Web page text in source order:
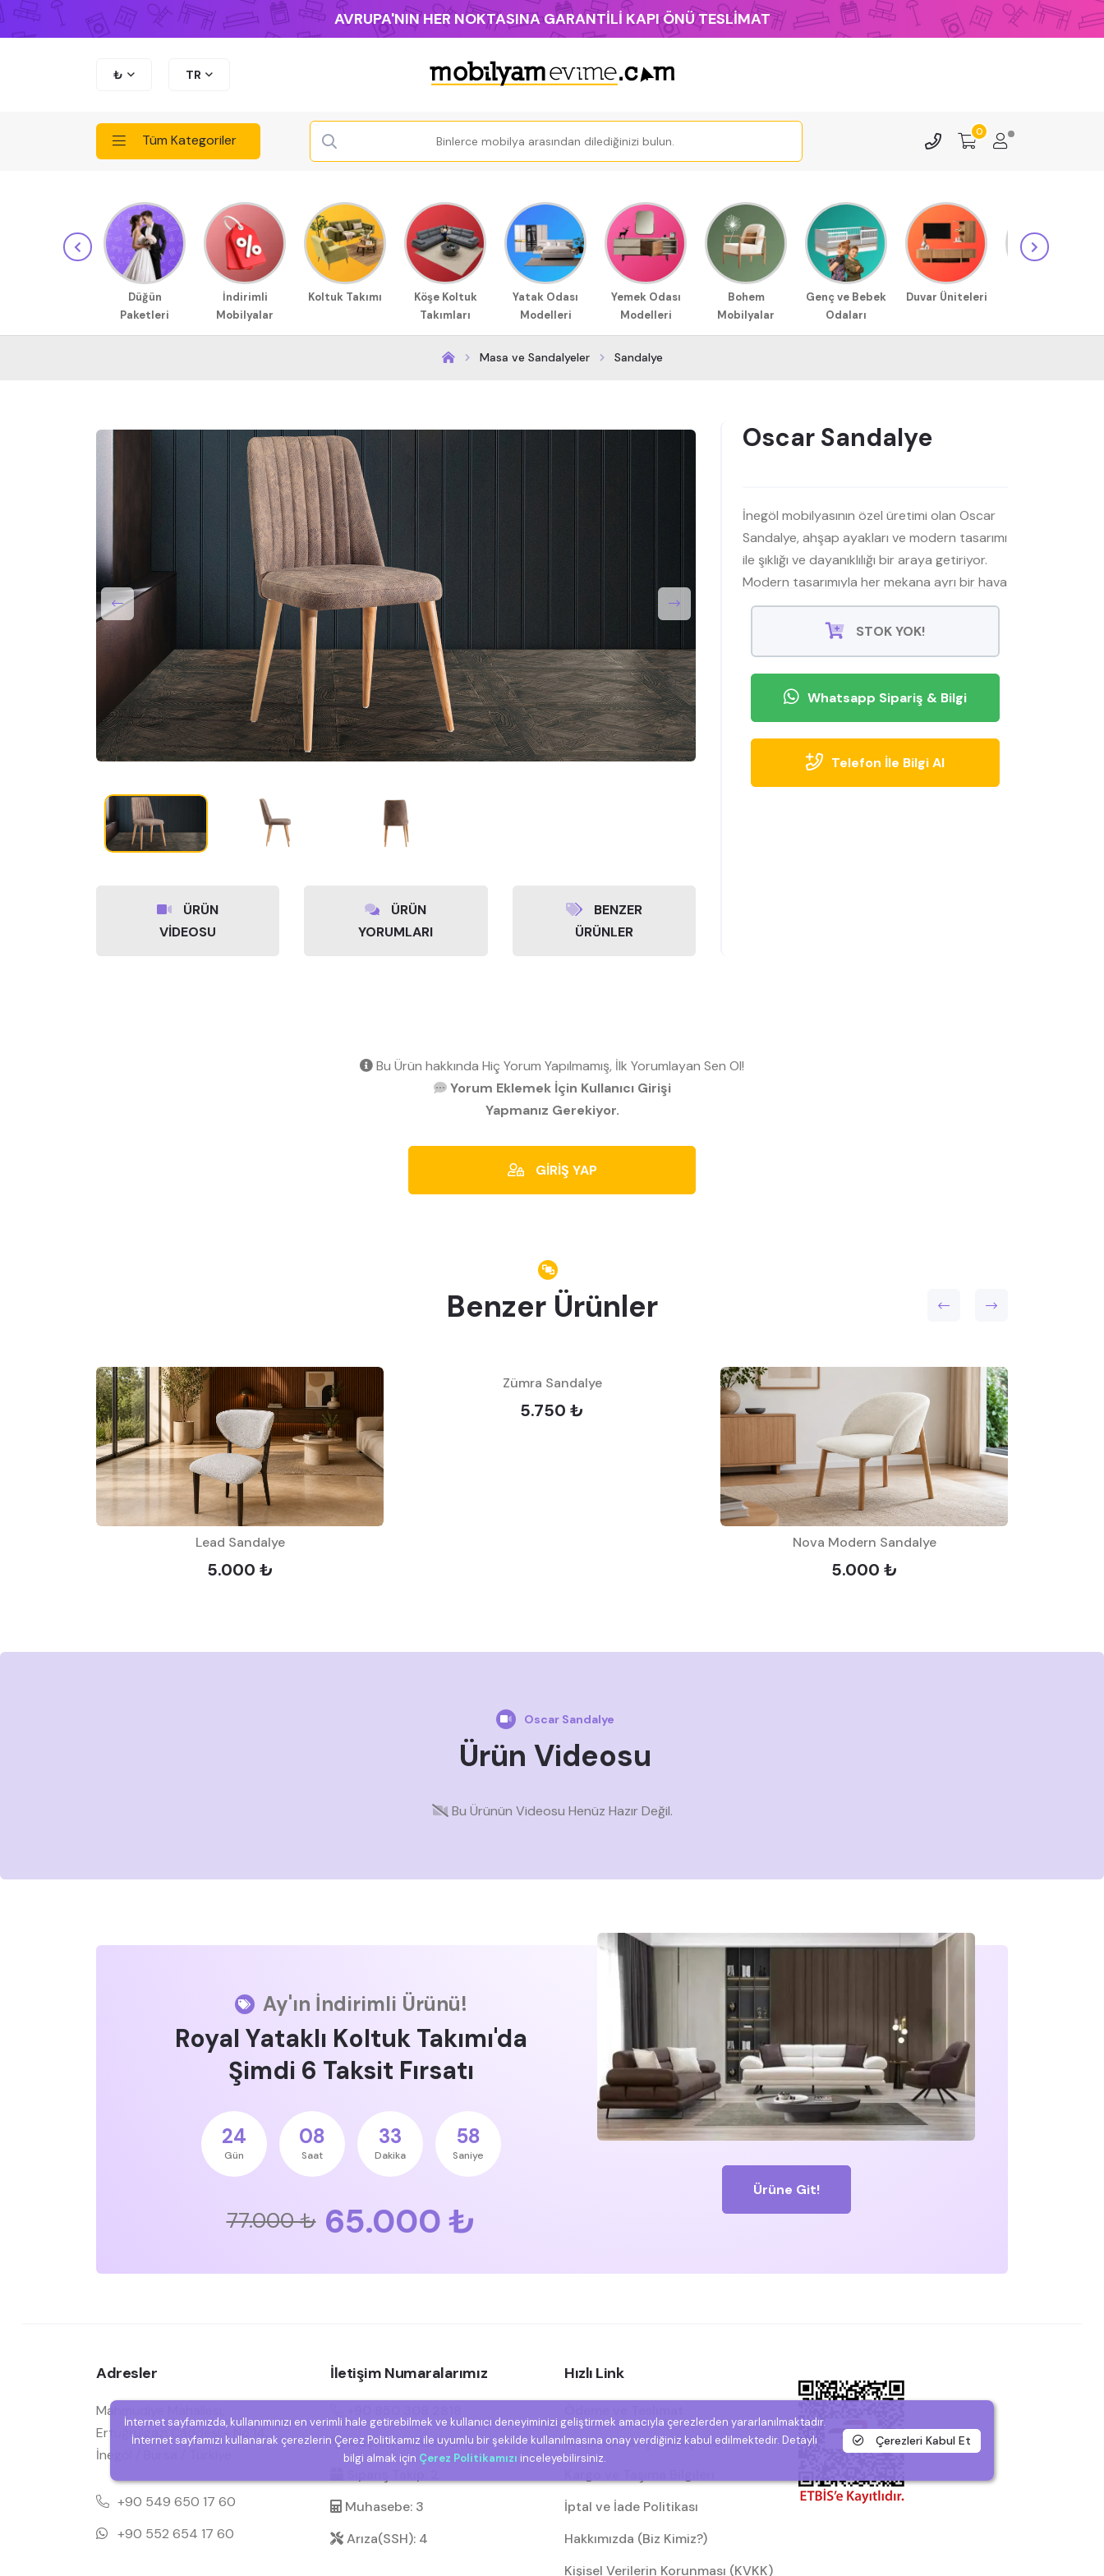
AVRUPA'NIN HER NOKTASINA GARANTİLİ KAPI ÖNÜ TESLİMAT
₺ TR
Tüm Kategoriler 0
Düğün
Paketleri
İndirimli
Mobilyalar
Koltuk Takımı
Köşe Koltuk
Takımları
Yatak Odası
Modelleri
Yemek Odası
Modelleri
Bohem
Mobilyalar
Genç ve Bebek
Odaları
Duvar Üniteleri
Masa ve Sandalyeler Sandalye
ÜRÜN
VİDEOSU
ÜRÜN
YORUMLARI
BENZER
ÜRÜNLER
Oscar Sandalye
İnegöl mobilyasının özel üretimi olan Oscar
Sandalye, ahşap ayakları ve modern tasarımı
ile şıklığı ve dayanıklılığı bir araya getiriyor.
Modern tasarımıyla her mekana ayrı bir hava
katan bu sandalye, Mobilyamevime'de
STOK YOK!
Whatsapp Sipariş & Bilgi
Telefon İle Bilgi Al
Bu Ürün hakkında Hiç Yorum Yapılmamış, İlk Yorumlayan Sen Ol!
Yorum Eklemek İçin Kullanıcı Girişi
Yapmanız Gerekiyor.
GİRİŞ YAP
Benzer Ürünler
Lead Sandalye
5.000 ₺
Zümra Sandalye
5.750 ₺
Nova Modern Sandalye
5.000 ₺
Oscar Sandalye
Ürün Videosu
Bu Ürünün Videosu Henüz Hazır Değil.
Ay'ın İndirimli Ürünü!
Royal Yataklı Koltuk Takımı'da
Şimdi 6 Taksit Fırsatı
24
Gün
08
Saat
33
Dakika
57
Saniye
77.000 ₺ 65.000 ₺
Ürüne Git!
Adresler
Mahmudiye Mahallesi,
Ertuğrulgazi Caddesi - No:14,
İnegöl / Bursa / Türkiye
+90 549 650 17 60
+90 552 654 17 60
İletişim Numaralarımız
Müşteri Temsilcisi: 1
Muhasebe: 3
Arıza(SSH): 4
Hızlı Link
Mesafeli Satış Sözleşmesi
İptal ve İade Politikası
Hakkımızda (Biz Kimiz?)
Kişisel Verilerin Korunması (KVKK)
İnternet sayfamızda, kullanımınızı en verimli hale getirebilmek ve kullanıcı deneyiminizi geliştirmek amacıyla çerezlerden yararlanılmaktadır.
İnternet sayfamızı kullanarak çerezlerin Çerez Politikamız ile uyumlu bir şekilde kullanılmasına onay verdiğiniz kabul edilmektedir. Detaylı
bilgi almak için Çerez Politikamızı inceleyebilirsiniz.
Çerezleri Kabul Et